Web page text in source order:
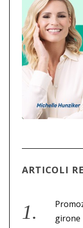
ARTICOLI
girone
C
e
r
p
r